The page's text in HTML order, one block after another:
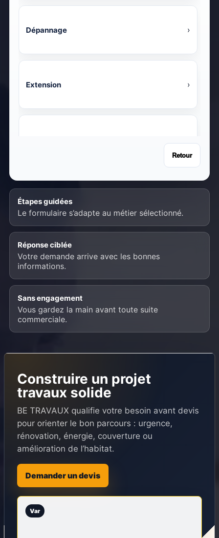
Dépannage ›
Extension ›
Autre
Retour
Étapes guidées
Le formulaire s’adapte au métier sélectionné.
Réponse ciblée
Votre demande arrive avec les bonnes
informations.
Sans engagement
Vous gardez la main avant toute suite
commerciale.
Construire un projet
travaux solide
BE TRAVAUX qualifie votre besoin avant devis
pour orienter le bon parcours : urgence,
rénovation, énergie, couverture ou
amélioration de l’habitat.
Demander un devis
Var